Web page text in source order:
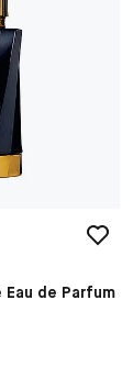
de Parfum